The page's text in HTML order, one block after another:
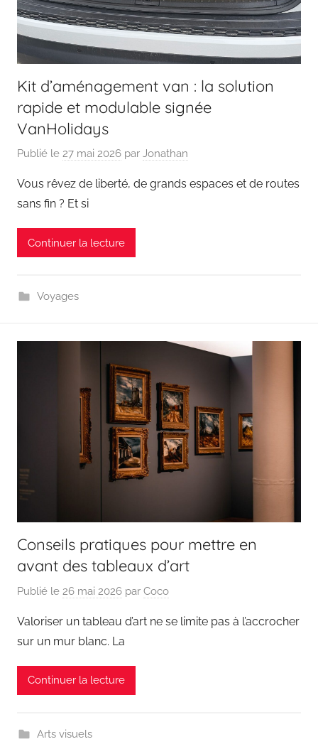
Kit d’aménagement van : la solution
rapide et modulable signée
VanHolidays
Publié le 27 mai 2026 par Jonathan
Vous rêvez de liberté, de grands espaces et de routes
sans fin ? Et si
Continuer la lecture
Voyages
Conseils pratiques pour mettre en
avant des tableaux d’art
Publié le 26 mai 2026 par Coco
Valoriser un tableau d’art ne se limite pas à l’accrocher
sur un mur blanc. La
Continuer la lecture
Arts visuels